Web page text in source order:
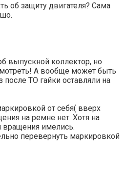
об защиту двигателя? Сама
выпускной коллектор, но
А вообще может быть
после ТО гайки оставляли на
от себя( вверх
на ремне нет. Хотя на
вращения имелись.
перевернуть маркировкой